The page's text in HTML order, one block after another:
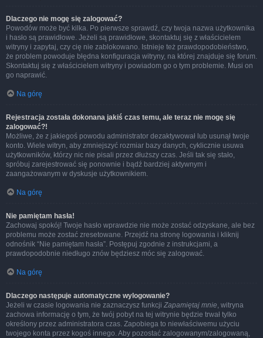
Dlaczego nie mogę się zalogować?
Powodów może być kilka. Po pierwsze sprawdź, czy twoja nazwa użytkownika
i hasło są prawidłowe. Jeżeli są prawidłowe, skontaktuj się z właścicielem
witryny i zapytaj, czy cię nie zablokowano. Istnieje też prawdopodobieństwo,
że problem powoduje błędna konfiguracja witryny, na której znajduje się forum.
Skontaktuj się z właścicielem witryny i powiadom go o tym problemie. Musi on
go naprawić.
Na górę
Rejestracja została dokonana jakiś czas temu, ale teraz nie mogę się
zalogować?!
Możliwe, że z jakiegoś powodu administrator dezaktywował lub usunął twoje
konto. Wiele witryn, aby zmniejszyć rozmiar bazy danych, cyklicznie usuwa
użytkowników, którzy nic nie pisali przez dłuższy czas. Jeśli tak się stało,
spróbuj zarejestrować się ponownie i bądź bardziej aktywnym i
zaangażowanym w dyskusje użytkownikiem.
Na górę
Nie pamiętam hasła!
Zachowaj spokój! Twoje hasło wprawdzie nie może zostać odzyskane, ale bez
problemu może zostać zresetowane. Przejdź na stronę logowania i kliknij
odnośnik “Nie pamiętam hasła”. Postępuj zgodnie z instrukcjami, a
prawdopodobnie niedługo znów będziesz móc się zalogować.
Na górę
Dlaczego następuje automatyczne wylogowanie?
Jeżeli w czasie logowania nie zaznaczysz funkcji Zapamiętaj mnie, witryna
zachowa informację o tym, że twój pobyt na tej witrynie będzie trwał tylko
określony przez administratora czas. Zapobiega to niewłaściwemu użyciu
twojego konta przez kogoś innego. Aby pozostać zalogowanym/zalogowaną,